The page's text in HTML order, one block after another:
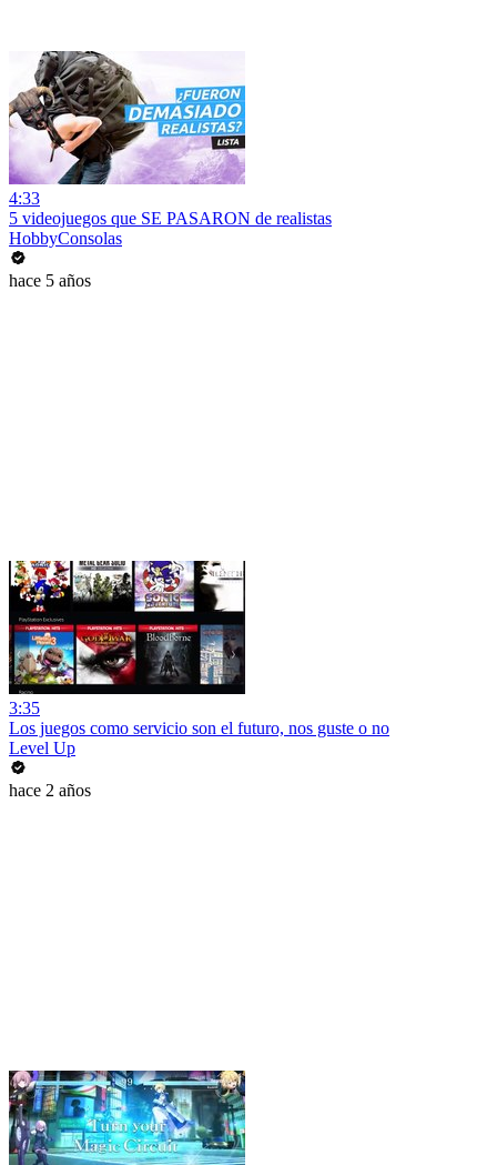
4:33
5 videojuegos que SE PASARON de realistas
HobbyConsolas
hace 5 años
3:35
Los juegos como servicio son el futuro, nos guste o no
Level Up
hace 2 años